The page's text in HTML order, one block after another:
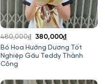
Bó Hoa Hướng Dương Tốt
Nghiệp Gấu Teddy Thành
Công
480,000₫
Giá
gốc
là:
380,000₫Giá
hiện
tại